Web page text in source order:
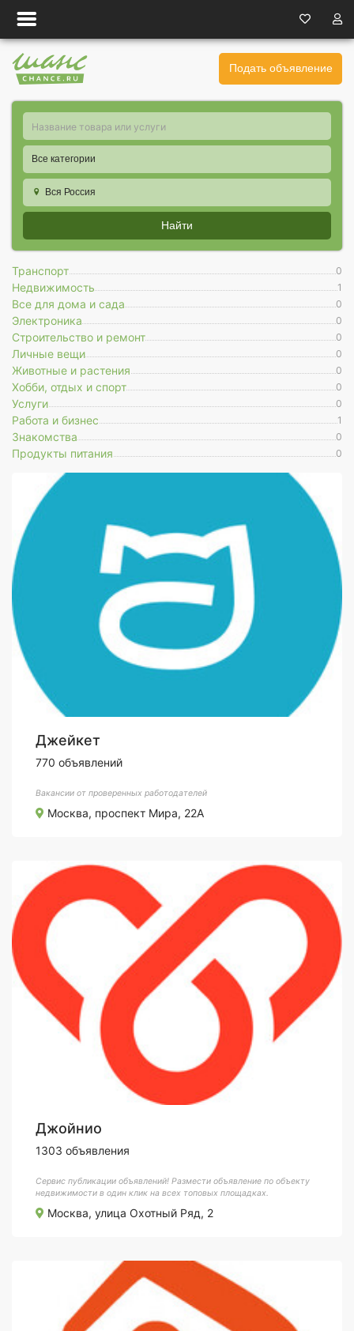
Подать объявление
Все категории
Вся Россия
Найти
Транспорт 0
Недвижимость 1
Все для дома и сада 0
Электроника 0
Строительство и ремонт 0
Личные вещи 0
Животные и растения 0
Хобби, отдых и спорт 0
Услуги 0
Работа и бизнес 1
Знакомства 0
Продукты питания 0
Джейкет
770 объявлений
Вакансии от проверенных работодателей
Москва, проспект Мира, 22А
Джойнио
1303 объявления
Сервис публикации объявлений! Размести объявление по объекту
недвижимости в один клик на всех топовых площадках.
Москва, улица Охотный Ряд, 2